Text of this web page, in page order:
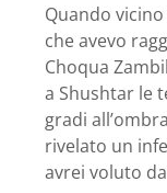
Quando
che avevo
Choqua
a Shushtar le
gradi
rivelato un
avrei voluto